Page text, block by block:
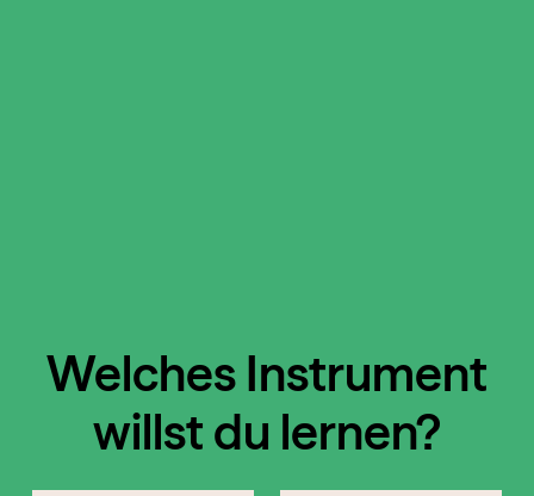
Welches Instrument
willst du lernen?